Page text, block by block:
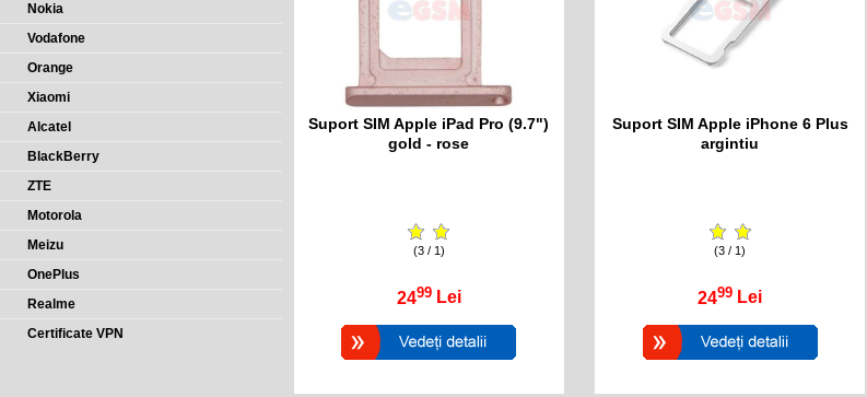
Nokia
Vodafone
Orange
Xiaomi
Alcatel
BlackBerry
ZTE
Motorola
Meizu
OnePlus
Realme
Certificate VPN
Suport SIM Apple iPad Pro (9.7")
gold - rose
(3 / 1)
2499 Lei
Suport SIM Apple iPhone 6 Plus
argintiu
(3 / 1)
2499 Lei